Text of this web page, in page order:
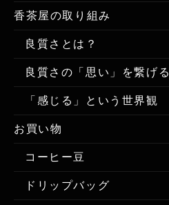
香茶屋の取り組み
良質さとは？
良質さの「思い」を繋げる
「感じる」という世界観
お買い物
コーヒー豆
ドリップバッグ